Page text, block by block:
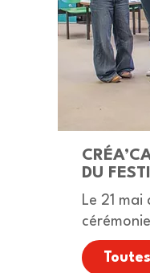
DU
Le 21
cadre